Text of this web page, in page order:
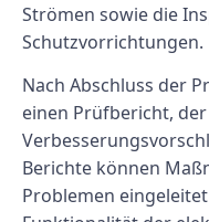
Strömen sowie die
Schutzvorrichtungen.
Nach Abschluss der
einen Prüfbericht,
Berichte können
Problemen